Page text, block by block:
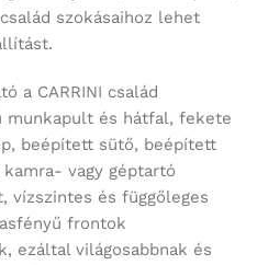
szokásaihoz lehet
a CARRINI család
munkapult és hátfal, fekete
beépített sütő, beépített
vagy géptartó
vízszintes és függőleges
frontok
ezáltal világosabbnak és